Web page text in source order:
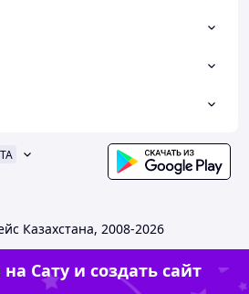
Казахстана, 2008-2026
Сату и создать сайт